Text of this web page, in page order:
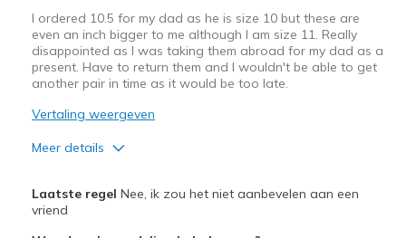
I ordered 10.5 for my dad as he is size 10 but these are
even an inch bigger to me although I am size 11. Really
disappointed as I was taking them abroad for my dad as a
present. Have to return them and I wouldn't be able to get
another pair in time as it would be too late.
Vertaling weergeven
Meer details
Comfortable
Laatste regel Nee, ik zou het niet aanbevelen aan een
vriend